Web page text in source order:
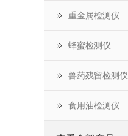
重金属检测仪
蜂蜜检测仪
兽药残留检测仪
食用油检测仪